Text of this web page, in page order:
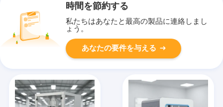
時間を節約する
私たちはあなたと最高の製品に連絡しまし
ょう。
あなたの要件を与える